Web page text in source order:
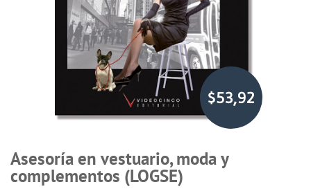
$53,92
Asesoría en vestuario, moda y
complementos (LOGSE)